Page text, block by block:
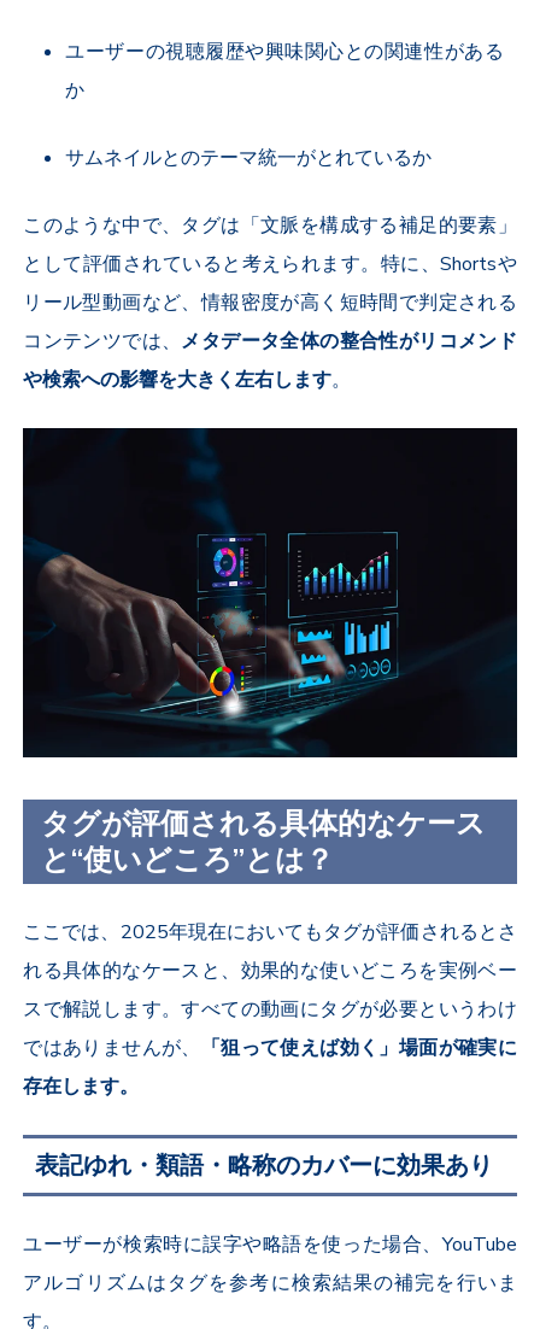
ユーザーの視聴履歴や興味関心との関連性がある
か
サムネイルとのテーマ統一がとれているか
このような中で、タグは「文脈を構成する補足的要素」
として評価されていると考えられます。特に、Shortsや
リール型動画など、情報密度が高く短時間で判定される
コンテンツでは、 メタデータ全体の整合性がリコメンド
や検索への影響を大きく左右します。
タグが評価される具体的なケース
と“使いどころ”とは？
ここでは、2025年現在においてもタグが評価されるとさ
れる具体的なケースと、効果的な使いどころを実例ベー
スで解説します。すべての動画にタグが必要というわけ
ではありませんが、
「狙って使えば効く」場面が確実に
存在します。
表記ゆれ・類語・略称のカバーに効果あり
ユーザーが検索時に誤字や略語を使った場合、YouTube
アルゴリズムはタグを参考に検索結果の補完を行いま
す。